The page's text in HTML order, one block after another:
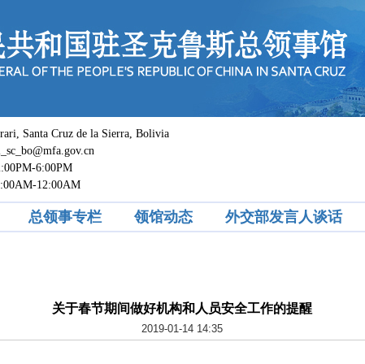
Santa Cruz de la Sierra, Bolivia
6:00PM
12:00AM
总领事专栏 领馆动态 外交部发言人谈话
关于春节期间做好机构和人员安全工作的提醒
2019-01-14 14:35